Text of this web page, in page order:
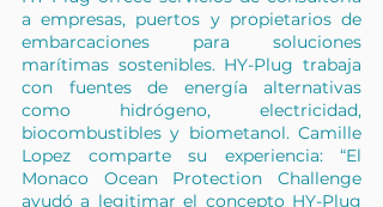
a empresas, puertos y propietarios de
embarcaciones para soluciones
marítimas sostenibles. HY-Plug trabaja
con fuentes de energía alternativas
como hidrógeno, electricidad,
biocombustibles y biometanol. Camille
Lopez comparte su experiencia: “El
Monaco Ocean Protection Challenge
ayudó a legitimar el concepto HY-Plug